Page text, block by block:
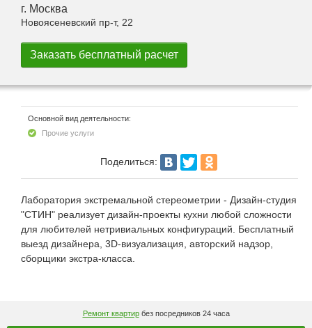
г. Москва
Новоясеневский пр-т, 22
Основной вид деятельности:
Прочие услуги
Поделиться:
Лаборатория экстремальной стереометрии - Дизайн-студия
"СТИН" реализует дизайн-проекты кухни любой сложности
для любителей нетривиальных конфигураций. Бесплатный
выезд дизайнера, 3D-визуализация, авторский надзор,
сборщики экстра-класса.
Ремонт квартирбез посредников 24 часа